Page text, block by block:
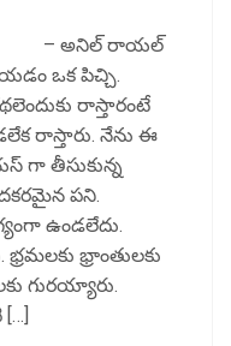
రాయల్
ఒక పిచ్చి.
రాస్తారంటే
రాస్తారు. నేను ఈ
గా తీసుకున్న
పని.
ఉండలేదు.
భ్రాంతులకు
గురయ్యారు.